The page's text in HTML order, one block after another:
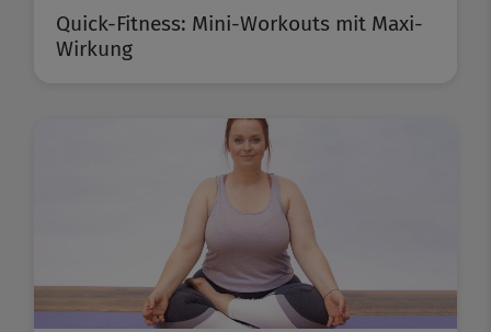
Quick-Fitness: Mini-Workouts mit Maxi-
Wirkung